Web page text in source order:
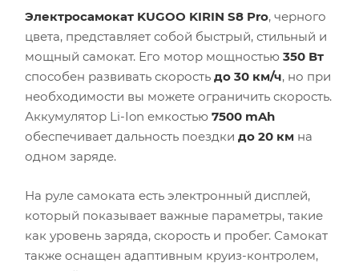
Электросамокат KUGOO KIRIN S8 Pro, черного
цвета, представляет собой быстрый, стильный и
мощный самокат. Его мотор мощностью 350 Вт
способен развивать скорость до 30 км/ч, но при
необходимости вы можете ограничить скорость.
Аккумулятор Li-Ion емкостью 7500 mAh
обеспечивает дальность поездки до 20 км на
одном заряде.
На руле самоката есть электронный дисплей,
который показывает важные параметры, такие
как уровень заряда, скорость и пробег. Самокат
также оснащен адаптивным круиз-контролем,